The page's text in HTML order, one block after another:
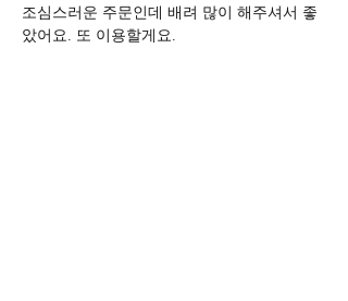
조심스러운 주문인데 배려 많이 해주셔서 좋
았어요. 또 이용할게요.